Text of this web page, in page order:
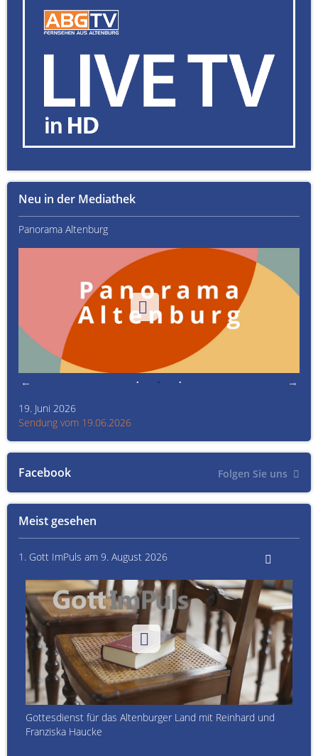
Meist gesehen
1. Gott ImPuls am 9. August 2026
Gottesdienst für das Altenburger Land mit Reinhard und
Franziska Haucke
Facebook Folgen Sie uns
Neu in der Mediathek
Panorama Altenburg
19. Juni 2026
Sendung vom 19.06.2026